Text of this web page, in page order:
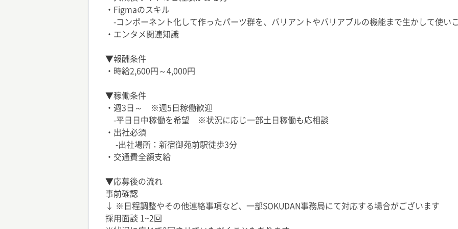
・Figmaのスキル
-コンポーネント化して作ったパーツ群を、バリアントやバリアブルの機能まで生かして使い
・エンタメ関連知識
▼報酬条件
・時給2,600円～4,000円
▼稼働条件
・週3日～ ※週5日稼働歓迎
-平日日中稼働を希望 ※状況に応じ一部土日稼働も応相談
・出社必須
-出社場所：新宿御苑前駅徒歩3分
・交通費全額支給
▼応募後の流れ
事前確認
↓ ※日程調整やその他連絡事項など、一部SOKUDAN事務局にて対応する場合がございます
採用面談 1~2回